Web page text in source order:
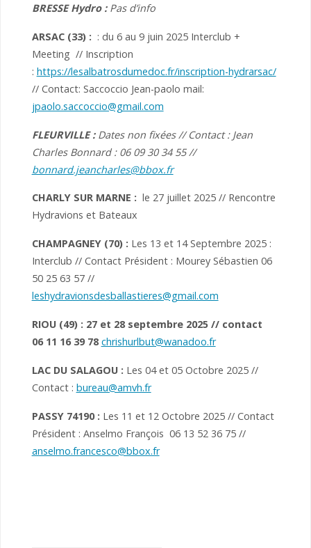
BRESSE Hydro : Pas d’info
ARSAC (33) : : du 6 au 9 juin 2025 Interclub +
Meeting // Inscription
: https://lesalbatrosdumedoc.fr/inscription-hydrarsac/
// Contact: Saccoccio Jean-paolo mail:
jpaolo.saccoccio@gmail.com
FLEURVILLE :Dates non fixées // Contact : Jean
Charles Bonnard : 06 09 30 34 55 //
bonnard.jeancharles@bbox.fr
CHARLY SUR MARNE : le 27 juillet 2025 // Rencontre
Hydravions et Bateaux
CHAMPAGNEY (70) : Les 13 et 14 Septembre 2025 :
Interclub // Contact Président : Mourey Sébastien 06
50 25 63 57 //
leshydravionsdesballastieres@gmail.com
RIOU (49) : 27 et 28 septembre 2025 // contact
06 11 16 39 78chrishurlbut@wanadoo.fr
LAC DU SALAGOU : Les 04 et 05 Octobre 2025 //
Contact : bureau@amvh.fr
PASSY 74190 : Les 11 et 12 Octobre 2025 // Contact
Président : Anselmo François 06 13 52 36 75 //
anselmo.francesco@bbox.fr